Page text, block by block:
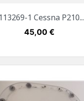
 Vorschau
1 Cessna P210...
Preis
45,00 €